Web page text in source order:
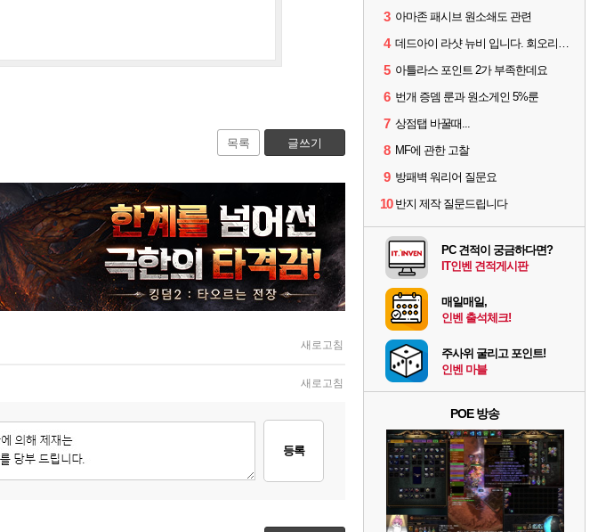
목록 글쓰기
새로고침
새로고침
등록
3 아마존 패시브 원소쇄도 관련
4 데드아이 라샷 뉴비 입니다. 회오리사격은 왜 쓰는건가요?
5 아틀라스 포인트 2가 부족한데요
6 번개 증뎀 룬과 원소게인 5%룬
7 상점탭 바꿀때...
8 MF에 관한 고찰
9 방패벽 워리어 질문요
10 반지 제작 질문드립니다
PC 견적이 궁금하다면?
IT인벤 견적게시판
매일매일,
인벤 출석체크!
주사위 굴리고 포인트!
인벤 마블
POE 방송